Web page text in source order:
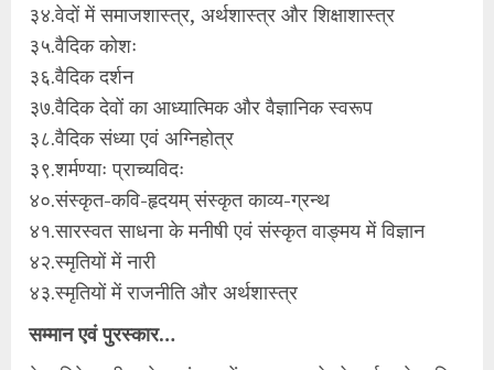
३४.वेदों में समाजशास्त्र, अर्थशास्त्र और शिक्षाशास्त्र
३५.वैदिक कोशः
३६.वैदिक दर्शन
३७.वैदिक देवों का आध्यात्मिक और वैज्ञानिक स्वरूप
३८.वैदिक संध्या एवं अग्निहोत्र
३९.शर्मण्याः प्राच्यविदः
४०.संस्कृत-कवि-हृदयम् संस्कृत काव्य-ग्रन्थ
४१.सारस्वत साधना के मनीषी एवं संस्कृत वाङ्मय में विज्ञान
४२.स्मृतियों में नारी
४३.स्मृतियों में राजनीति और अर्थशास्त्र
सम्मान एवं पुरस्कार…